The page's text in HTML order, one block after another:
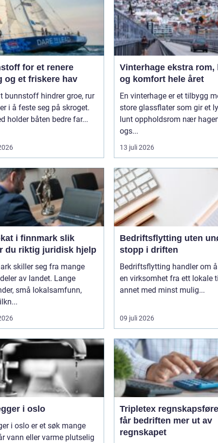
for et renere
og et friskere hav
bunnstoff hindrer groe, rur
i å feste seg på skroget.
holder båten bedre far...
Vinterhage ekstra rom, lys
og komfort hele året
En vinterhage er et tilbygg
store glassflater som gir et
lunt oppholdsrom nær
ogs...
13 juli 2026
i finnmark slik
du riktig juridisk hjelp
skiller seg fra mange
av landet. Lange
små lokalsamfunn,
Bedriftsflytting uten
stopp i driften
Bedriftsflytting handler om
en virksomhet fra ett lokale
annet med minst mulig...
09 juli 2026
i oslo
i oslo er et søk mange
vann eller varme plutselig
Tripletex regnskapsfører
får bedriften mer ut av
regnskapet